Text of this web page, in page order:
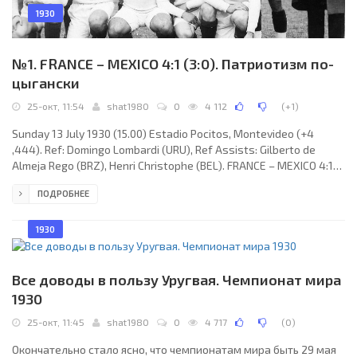
1930
№1. FRANCE – MEXICO 4:1 (3:0). Патриотизм по-
цыгански
25-окт, 11:54 shat1980 0 4 112 (+1)
Sunday 13 July 1930 (15.00) Estadio Pocitos, Montevideo (+4
,444). Ref: Domingo Lombardi (URU), Ref Assists: Gilberto de
Almeja Rego (BRZ), Henri Christophe (BEL). FRANCE – MEXICO 4:1
Carreño 70, 4:1 Maschinot 87. FRANCE : Alexis Thépot (concussed
Maurice Capelle; - Augustin Chantrel, Alexandre Antoine
Villaplane (c), Edmond Delfour; - Marcel
ПОДРОБНЕЕ
1930
Все доводы в пользу Уругвая. Чемпионат мира
1930
25-окт, 11:45 shat1980 0 4 717 (0)
Окончательно стало ясно, что чемпионатам мира быть 29 мая